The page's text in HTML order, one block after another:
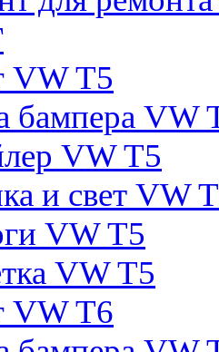
VW T5
бампера VW
VW T5
и свет VW
VW T5
VW T5
VW T6